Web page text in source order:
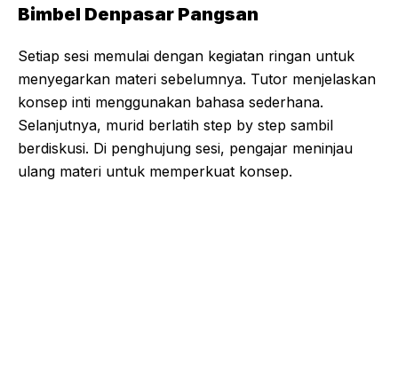
Bimbel Denpasar Pangsan
Setiap sesi memulai dengan kegiatan ringan untuk
menyegarkan materi sebelumnya. Tutor menjelaskan
konsep inti menggunakan bahasa sederhana.
Selanjutnya, murid berlatih step by step sambil
berdiskusi. Di penghujung sesi, pengajar meninjau
ulang materi untuk memperkuat konsep.